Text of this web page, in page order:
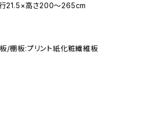
21.5×高さ200～265cm
/棚板:プリント紙化粧繊維板